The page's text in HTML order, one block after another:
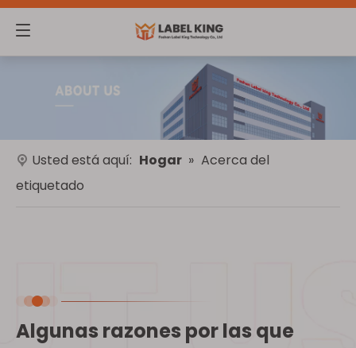
Usted está aquí: Hogar » Acerca del
etiquetado
Algunas razones por las que